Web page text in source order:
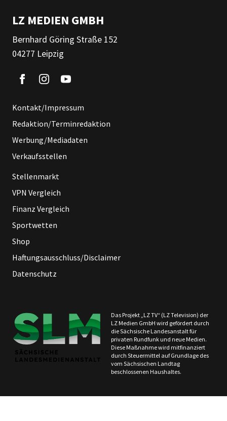
LZ MEDIEN GMBH
Bernhard Göring Straße 152
04277 Leipzig
Kontakt/Impressum
Redaktion/Terminredaktion
Werbung/Mediadaten
Verkaufsstellen
Stellenmarkt
VPN Vergleich
Finanz Vergleich
Sportwetten
Shop
Haftungsausschluss/Disclaimer
Datenschutz
Das Projekt „LZ TV“ (LZ Television) der
LZ Medien GmbH wird gefördert durch
die Sächsische Landesanstalt für
privaten Rundfunk und neue Medien.
Diese Maßnahme wird mitfinanziert
durch Steuermittel auf Grundlage des
vom Sächsischen Landtag
beschlossenen Haushaltes.